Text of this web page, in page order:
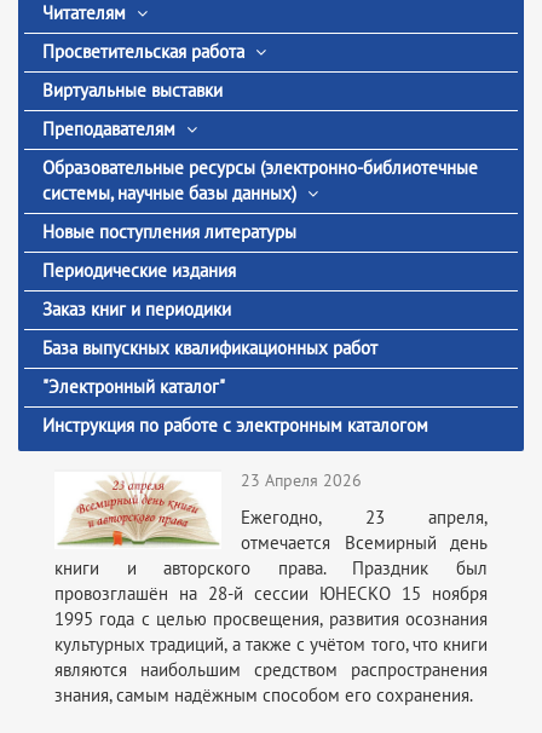
Читателям
Просветительская работа
Виртуальные выставки
Преподавателям
Образовательные ресурсы (электронно-библиотечные
системы, научные базы данных)
Новые поступления литературы
Периодические издания
Заказ книг и периодики
База выпускных квалификационных работ
"Электронный каталог"
Инструкция по работе с электронным каталогом
23 Апреля 2026
Ежегодно, 23 апреля,
отмечается Всемирный день
книги и авторского права. Праздник был
провозглашён на 28-й сессии ЮНЕСКО 15 ноября
1995 года с целью просвещения, развития осознания
культурных традиций, а также с учётом того, что книги
являются наибольшим средством распространения
знания, самым надёжным способом его сохранения.